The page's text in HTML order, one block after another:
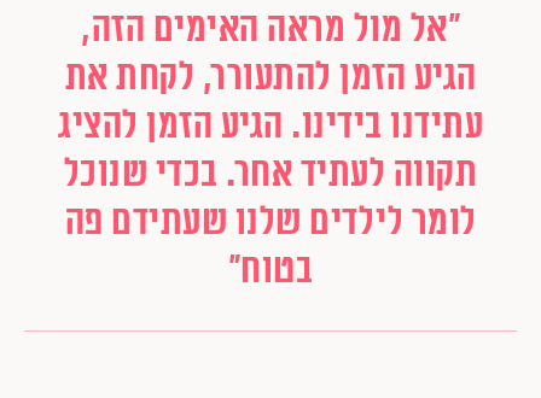
"אל מול מראה האימים הזה,
הגיע הזמן להתעורר, לקחת את
עתידנו בידינו. הגיע הזמן להציג
תקווה לעתיד אחר. בכדי שנוכל
לומר לילדים שלנו שעתידם פה
בטוח"